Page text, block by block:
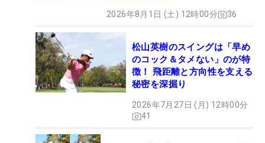
2026年8月1日 (土) 12時00分 36
松山英樹のスイングは「早め
のコック＆タメない」のが特
徴！ 飛距離と方向性を支える
秘密を深掘り
2026年7月27日 (月) 12時00分
41